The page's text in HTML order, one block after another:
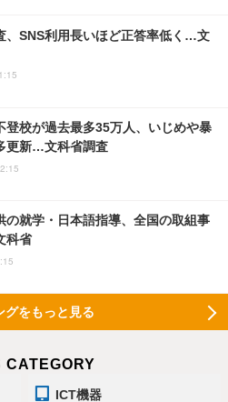
、SNS利用長いほど正答率低く…文
登校が過去最多35万人、いじめや暴
更新…文科省調査
の就学・日本語指導、全国の取組事
科省
グをもっと見る
CATEGORY
ICT機器